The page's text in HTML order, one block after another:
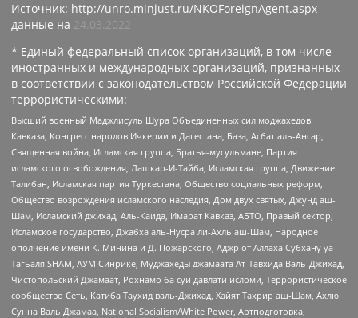
Источник: http://unro.minjust.ru/NKOForeignAgent.aspx
данные на 24.03.2022
* Единый федеральный список организаций, в том числе
иностранных и международных организаций, признанных
в соответствии с законодательством Российской Федерации
террористическими:
Высший военный Маджлисуль Шура Объединенных сил моджахедов
Кавказа, Конгресс народов Ичкерии и Дагестана, База, Асбат аль-Ансар,
Священная война, Исламская группа, Братья-мусульмане, Партия
исламского освобождения, Лашкар-И-Тайба, Исламская группа, Движение
Талибан, Исламская партия Туркестана, Общество социальных реформ,
Общество возрождения исламского наследия, Дом двух святых, Джунд аш-
Шам, Исламский джихад, Аль-Каида, Имарат Кавказ, АБТО, Правый сектор,
Исламское государство, Джабха аль-Нусра ли-Ахль аш-Шам, Народное
ополчение имени К. Минина и Д. Пожарского, Аджр от Аллаха Субхану уа
Тагьаля SHAM, АУМ Синрике, Муджахеды джамаата Ат-Тавхида Валь-Джихад,
Чистопольский Джамаат, Рохнамо ба суи давлати исломи, Террористическое
сообщество Сеть, Катиба Таухид валь-Джихад, Хайят Тахрир аш-Шам, Ахлю
Сунна Валь Джамаа, National Socialism/White Power, Артподготовка,